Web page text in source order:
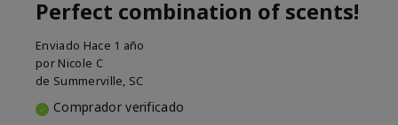
Perfect combination of scents!
Enviado Hace 1 año
por Nicole C
de Summerville, SC
Comprador verificado